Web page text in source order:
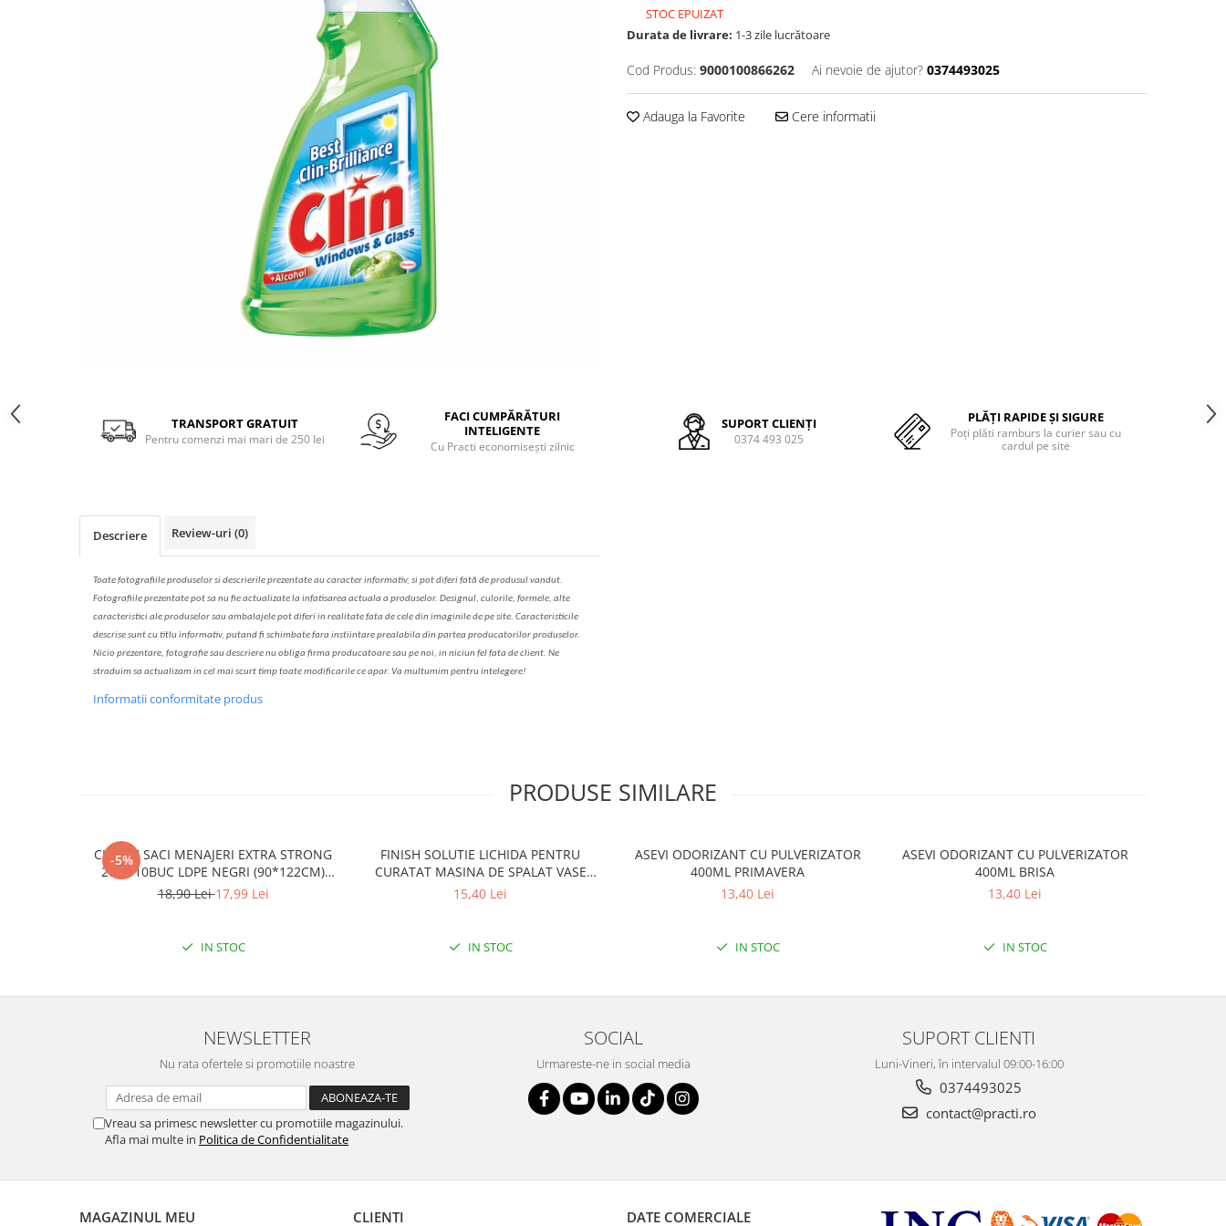
Solutie de indepartat rugina si
pentru par, masca de par
Vata demachianta
Facebook
STOC EPUIZAT
Durata de livrare: 1-3 zile lucrătoare
Cod Produs: 9000100866262 Ai nevoie de ajutor? 0374493025
Adauga la Favorite Cere informatii
TRANSPORT GRATUIT
Pentru comenzi mai mari de 250 lei
FACI CUMPĂRĂTURI
INTELIGENTE
Cu Practi economisești zilnic
SUPORT CLIENȚI
0374 493 025
PLĂȚI RAPIDE ȘI SIGURE
Poți plăti ramburs la curier sau cu
cardul pe site
Descriere Review-uri (0)
Toate fotografiile produselorsidescrierileprezentate au caracter informativ, si pot diferi fată de produsul vandut.
Fotografiile prezentate pot sa nu fie actualizate la infatisarea actuala a produselor. Designul, culorile, formele, alte
caracteristici ale produselor sau ambalajele pot diferi in realitate fata de cele din imaginile de pe site. Caracteristicile
descrise sunt cu titlu informativ, putand fi schimbate fara instiintare prealabila din partea producatorilor produselor.
Nicio prezentare, fotografie sau descriere nu obliga firma producatoare sau pe noi, in niciun fel fata de client. Ne
straduim sa actualizam in cel mai scurt timp toate modificarile ce apar. Va multumim pentru intelegere!
Informatii conformitate produs
PRODUSE SIMILARE
-5%
CLINOX SACI MENAJERI EXTRA STRONG
200L/10BUC LDPE NEGRI (90*122CM)
ETICHETA MOV
18,90 Lei17,99 Lei
IN STOC
FINISH SOLUTIE LICHIDA PENTRU
CURATAT MASINA DE SPALAT VASE
250ML LEMON
15,40 Lei
IN STOC
ASEVI ODORIZANT CU PULVERIZATOR
400ML PRIMAVERA
13,40 Lei
IN STOC
ASEVI ODORIZANT CU PULVERIZATOR
400ML BRISA
13,40 Lei
IN STOC
NEWSLETTER
Nu rata ofertele si promotiile noastre
Vreau sa primesc newsletter cu promotiile magazinului.
Afla mai multe in Politica de Confidentialitate
SOCIAL
Urmareste-ne in social media
SUPORT CLIENTI
Luni-Vineri, în intervalul 09:00-16:00
0374493025
contact@practi.ro
MAGAZINUL MEU CLIENTI DATE COMERCIALE